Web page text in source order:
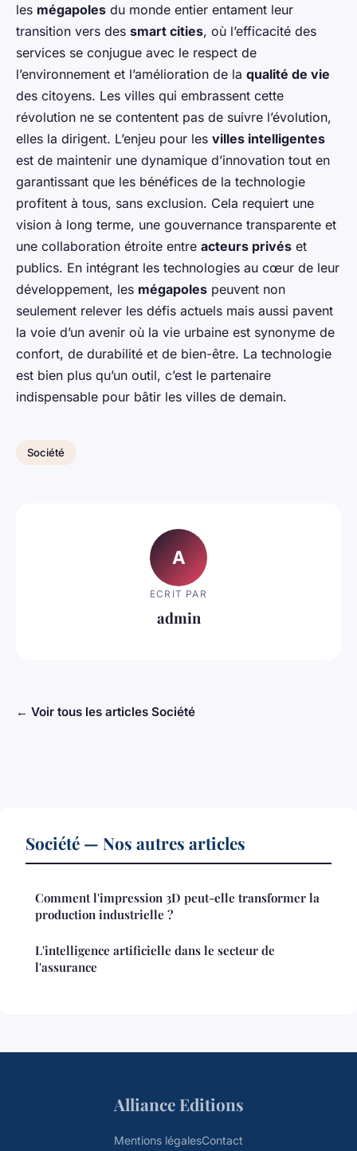
les mégapoles du monde entier entament leur
transition vers des smart cities, où l’efficacité des
services se conjugue avec le respect de
l’environnement et l’amélioration de la qualité de vie
des citoyens. Les villes qui embrassent cette
révolution ne se contentent pas de suivre l’évolution,
elles la dirigent. L’enjeu pour les villes intelligentes
est de maintenir une dynamique d’innovation tout en
garantissant que les bénéfices de la technologie
profitent à tous, sans exclusion. Cela requiert une
vision à long terme, une gouvernance transparente et
une collaboration étroite entre acteurs privés et
publics. En intégrant les technologies au cœur de leur
développement, les mégapoles peuvent non
seulement relever les défis actuels mais aussi pavent
la voie d’un avenir où la vie urbaine est synonyme de
confort, de durabilité et de bien-être. La technologie
est bien plus qu’un outil, c’est le partenaire
indispensable pour bâtir les villes de demain.
Société
A
ECRIT PAR
admin
← Voir tous les articles Société
Société — Nos autres articles
Comment l'impression 3D peut-elle transformer la
production industrielle ?
L'intelligence artificielle dans le secteur de
l'assurance
Alliance Editions
Mentions légalesContact